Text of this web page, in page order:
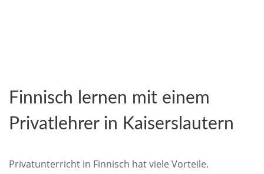
Finnisch lernen mit einem
Privatlehrer in Kaiserslautern
Privatunterricht in Finnisch hat viele Vorteile.